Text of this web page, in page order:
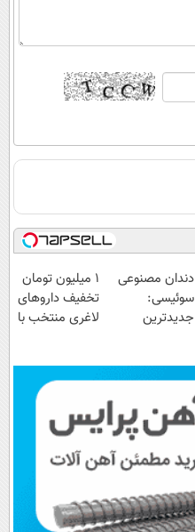
دندان مصنوعی
سوئیسی:
جدیدترین
پرداخت قسطی
۱ میلیون تومان
تخفیف داروهای
لاغری منتخب با